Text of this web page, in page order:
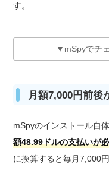
す。
▼mSpyでチ
月額7,000円前後
mSpyのインストール自
額48.99ドルの支払いが
に換算すると毎月7,000